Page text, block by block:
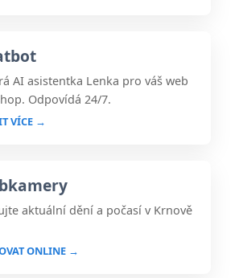
AI asistentka Lenka pro váš web
Odpovídá 24/7.
VÍCE →
aktuální dění a počasí v Krnově
ONLINE →